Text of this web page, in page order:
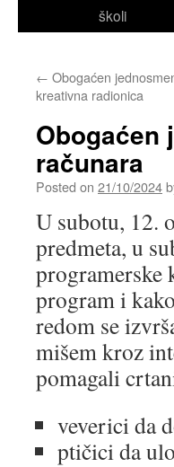
školi
← Obogaćen
kreativna radionica
Obogaćen
računara
Posted on 21/10/2024
U subotu, 12.
predmeta, u
programerske
program i
redom se
mišem kroz
pomagali
veverici da
ptičici da